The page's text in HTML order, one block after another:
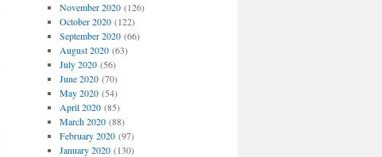
November 2020(126)
October 2020(122)
September 2020(66)
August 2020(63)
July 2020(56)
June 2020(70)
May 2020(54)
April 2020(85)
March 2020(88)
February 2020(97)
January 2020(130)